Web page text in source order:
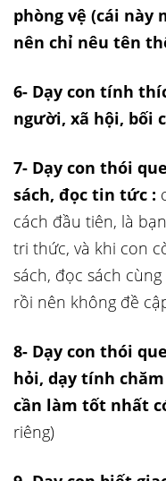
phòng vệ (cái
nên chỉ nêu tên
6- Dạy con tính
người, xã hội, bối
7- Dạy con thói
sách, đọc tin tức :
cách đầu tiên, là
tri thức, và khi con
sách, đọc sách
rồi nên không đề
8- Dạy con thói
hỏi, dạy tính
cần làm tốt nhất
riêng)